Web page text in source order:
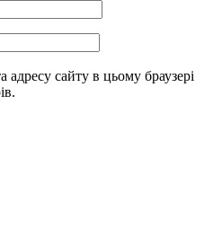
адресу сайту в цьому браузері